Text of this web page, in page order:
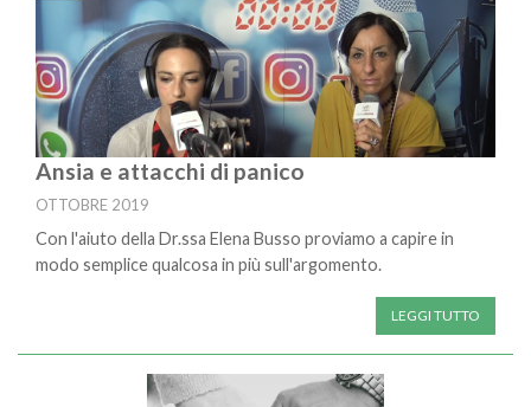
Ansia e attacchi di panico
OTTOBRE 2019
Con l'aiuto della Dr.ssa Elena Busso proviamo a capire in
modo semplice qualcosa in più sull'argomento.
LEGGI TUTTO